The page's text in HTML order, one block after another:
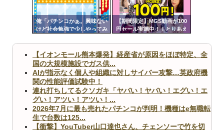
俺「パチンコかぁ。興味ない
けど社会勉強で少しやってみ
だった
【期間限定】MGS動画が100
円セール実施中！！とりあえ
自動
更新
ツー
【イオンモール熊本爆発】経産省が原因をほぼ特定、全
国の大規模施設でガス供...
AIが指示なく個人や組織に対しサイバー攻撃…英政府機
関の性能評価試験中！
連れ打ちしてるクソガキ「ヤバい！ヤバい！エグい！エ
グい！アツい！アツい！...
2026年7月に最も売れたパチンコが判明！機種はe無職転
生で台数は125...
【衝撃】YouTuber山口達也さん、チェンソーで竹を切